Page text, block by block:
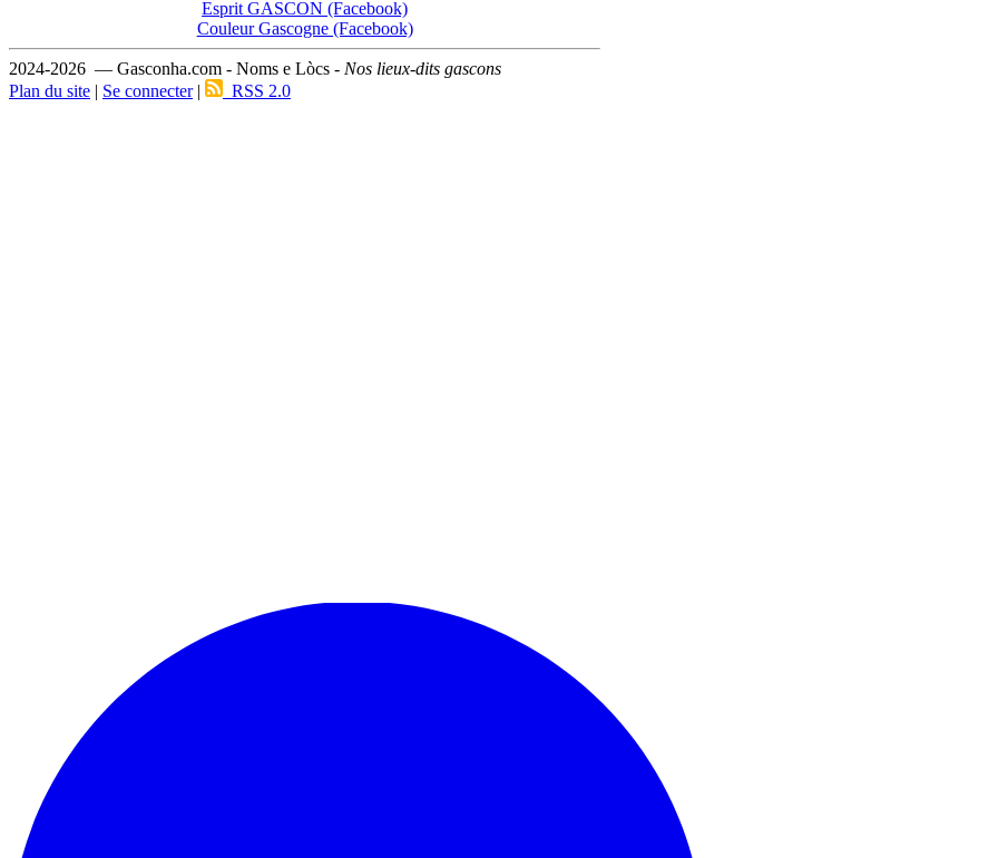
Esprit GASCON (Facebook)
Couleur Gascogne (Facebook)
2024-2026 — Gasconha.com - Noms e Lòcs - Nos lieux-dits gascons
Plan du site | Se connecter| RSS 2.0